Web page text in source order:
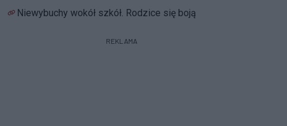
Niewybuchy wokół szkół. Rodzice się boją
REKLAMA